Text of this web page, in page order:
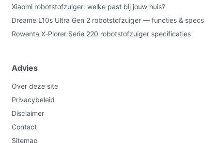
Xiaomi robotstofzuiger: welke past bij jouw huis?
Dreame L10s Ultra Gen 2 robotstofzuiger — functies & specs
Rowenta X‑Plorer Serie 220 robotstofzuiger specificaties
Advies
Over deze site
Privacybeleid
Disclaimer
Contact
Sitemap